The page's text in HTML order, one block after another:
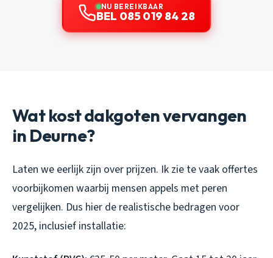
NU BEREIKBAAR
BEL 085 019 84 28
Wat kost dakgoten vervangen
in Deurne?
Laten we eerlijk zijn over prijzen. Ik zie te vaak offertes
voorbijkomen waarbij mensen appels met peren
vergelijken. Dus hier de realistische bedragen voor
2025, inclusief installatie: